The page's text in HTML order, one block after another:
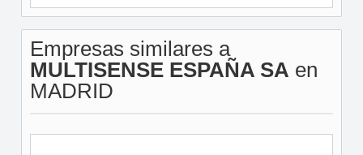
Empresas similares a
MULTISENSE ESPAÑA SA en
MADRID